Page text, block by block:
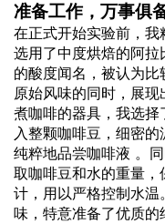
准备工作，万事俱
在正式开始实验前，
选用了中度烘焙的阿
的酸度闻名，被认为
原始风味的同时，展现
煮咖啡的器具，我选
入整颗咖啡豆，细密
纯粹地品尝咖啡液 。
取咖啡豆和水的重量
计，用以严格控制水
味，特意准备了优质的